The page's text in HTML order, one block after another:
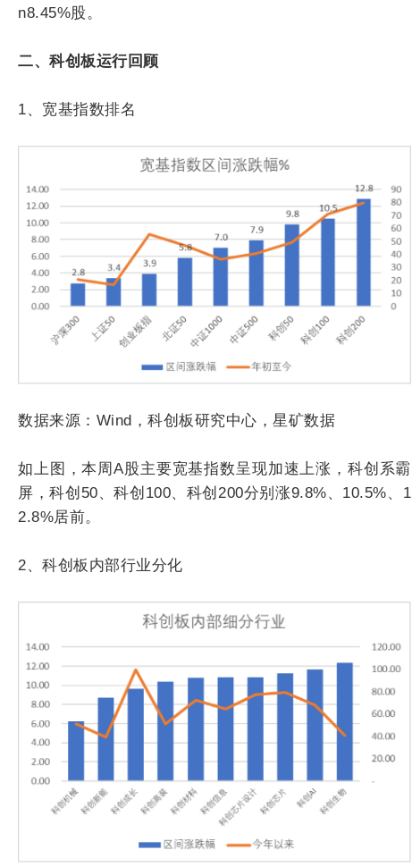
n8.45%股。
二、科创板运行回顾
1、宽基指数排名
数据来源：Wind，科创板研究中心，星矿数据
如上图，本周A股主要宽基指数呈现加速上涨，科创系霸
屏，科创50、科创100、科创200分别涨9.8%、10.5%、1
2.8%居前。
2、科创板内部行业分化